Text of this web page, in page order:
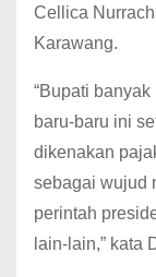
Cellica
Karawang.
“Bupati
baru-baru ini
dikenakan
sebagai wujud
perintah
lain-lain,” kata